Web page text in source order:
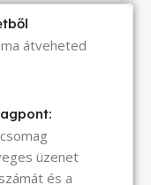
átveheted
üzenet
és a